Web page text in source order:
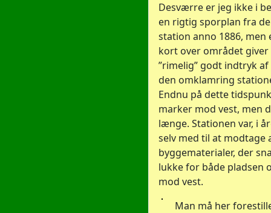
Desværre er jeg ikke i
en rigtig sporplan fra
station anno 1886, men
kort over området giver
”rimelig” godt indtryk
den omklamring
Endnu på dette
marker mod vest, men
længe. Stationen var, i
selv med til at modtage
byggematerialer, der
lukke for både pladsen
mod vest.
Man må her